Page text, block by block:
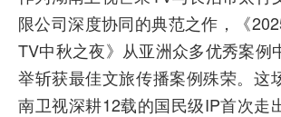
限公司深度协同的典范之作，《
TV中秋之夜》从亚洲众多优秀案例
举斩获最佳文旅传播案例殊荣。这
南卫视深耕12载的国民级IP首次走